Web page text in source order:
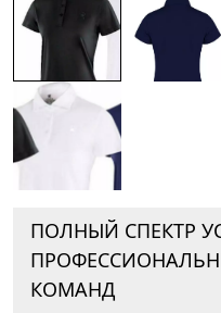
ПОЛНЫЙ СПЕКТР
КОМАНД